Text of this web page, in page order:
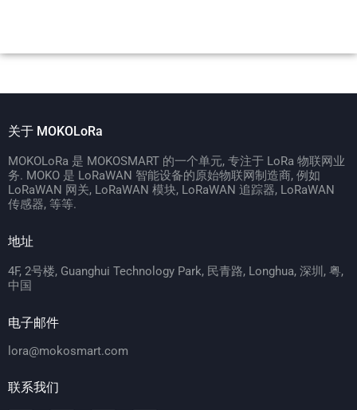
关于 MOKOLoRa
MOKOLoRa 是 MOKOSMART 的一个单元, 专注于 LoRa 物联网业
务. MOKO 是 LoRaWAN 智能设备的原始物联网制造商, 例如
LoRaWAN 网关, LoRaWAN 模块, LoRaWAN 追踪器, LoRaWAN
传感器, 等等.
地址
4F, 2号楼, Guanghui Technology Park, 民青路, Longhua, 深圳, 粤,
中国
电子邮件
lora@mokosmart.com
联系我们